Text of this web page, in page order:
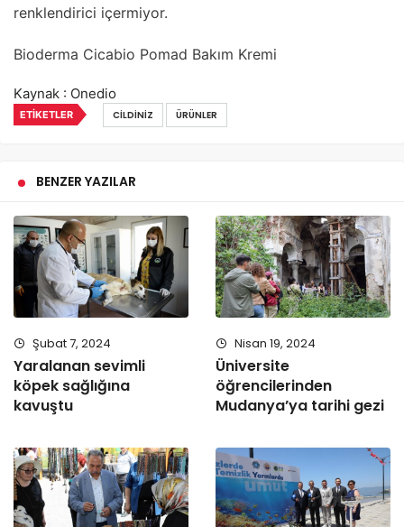
renklendirici içermiyor.
Bioderma Cicabio Pomad Bakım Kremi
Kaynak : Onedio
ETIKETLER CILDINIZ ÜRÜNLER
BENZER YAZILAR
Şubat 7, 2024
Yaralanan sevimli
köpek sağlığına
kavuştu
Nisan 19, 2024
Üniversite
öğrencilerinden
Mudanya’ya tarihi gezi